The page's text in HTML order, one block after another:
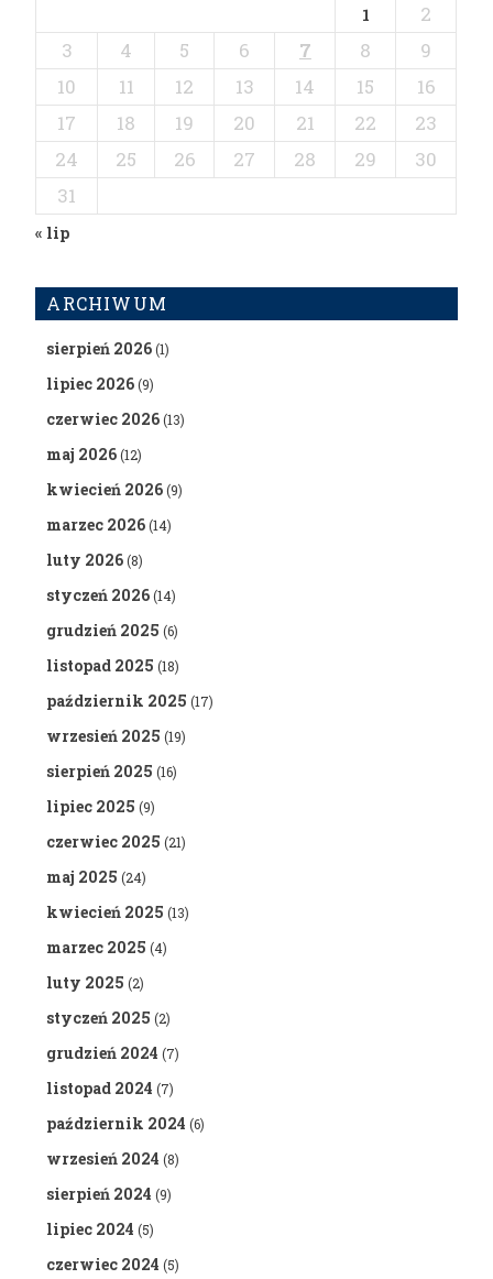
1
2
3
4 5 6 7 8
9
10
11 12 13 14 15
16
17
18 19 20 21 22
23
24
25 26 27 28 29
30
31
« lip
ARCHIWUM
sierpień 2026(1)
lipiec 2026(9)
czerwiec 2026(13)
maj 2026(12)
kwiecień 2026(9)
marzec 2026(14)
luty 2026(8)
styczeń 2026(14)
grudzień 2025 (6)
listopad 2025 (18)
październik 2025 (17)
wrzesień 2025 (19)
sierpień 2025 (16)
lipiec 2025 (9)
czerwiec 2025 (21)
maj 2025 (24)
kwiecień 2025 (13)
marzec 2025 (4)
luty 2025 (2)
styczeń 2025 (2)
grudzień 2024 (7)
listopad 2024 (7)
październik 2024 (6)
wrzesień 2024 (8)
sierpień 2024 (9)
lipiec 2024 (5)
czerwiec 2024 (5)